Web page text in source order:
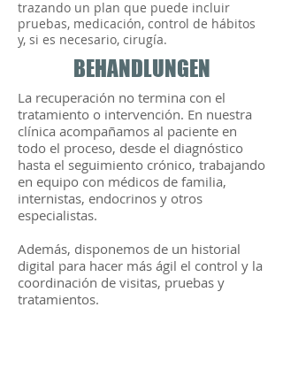
trazando un plan que puede incluir
pruebas, medicación, control de hábitos
y, si es necesario, cirugía.
BEHANDLUNGEN
La recuperación no termina con el
tratamiento o intervención. En nuestra
clínica acompañamos al paciente en
todo el proceso, desde el diagnóstico
hasta el seguimiento crónico, trabajando
en equipo con médicos de familia,
internistas, endocrinos y otros
especialistas.
Además, disponemos de un historial
digital para hacer más ágil el control y la
coordinación de visitas, pruebas y
tratamientos.